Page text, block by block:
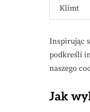
Klimt
Inspirując
podkreśli
naszego
Jak